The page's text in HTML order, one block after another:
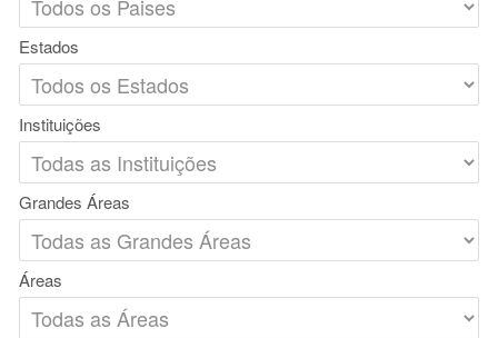
Estados
Instituições
Grandes Áreas
Áreas